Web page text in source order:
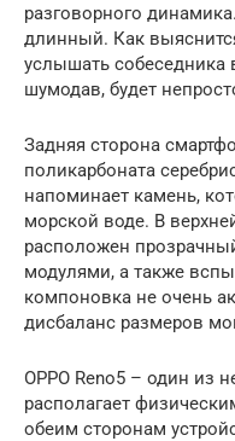
разговорного
длинный. Как
услышать собеседника
шумодав, будет
Задняя сторона
поликарбоната
напоминает камень,
морской воде. В
расположен
модулями, а также
компоновка не очень
дисбаланс размеров
OPPO Reno5 – один из
располагает
обеим сторонам